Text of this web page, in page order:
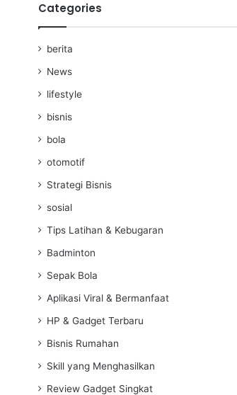
Categories
berita
News
lifestyle
bisnis
bola
otomotif
Strategi Bisnis
sosial
Tips Latihan & Kebugaran
Badminton
Sepak Bola
Aplikasi Viral & Bermanfaat
HP & Gadget Terbaru
Bisnis Rumahan
Skill yang Menghasilkan
Review Gadget Singkat